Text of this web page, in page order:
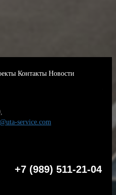
Контакты Новости
service.com
+7 (989) 511-21-04